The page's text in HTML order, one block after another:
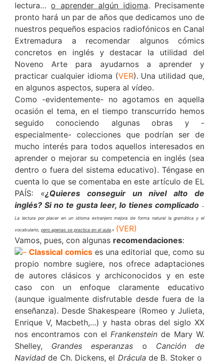
lectura…o aprender algún idioma. Precisamente
pronto hará un par de años que dedicamos uno de
nuestros pequeños espacios radiofónicos en Canal
Extremadura a recomendar algunos cómics
concretos en inglés y destacar la utilidad del
Noveno Arte para ayudarnos a aprender y
practicar cualquier idioma (VER). Una utilidad que,
en algunos aspectos, supera al vídeo.
Como -evidentemente- no agotamos en aquella
ocasión el tema, en el tiempo transcurrido hemos
seguido conociendo algunas obras y -
especialmente- colecciones que podrían ser de
mucho interés para todos aquellos interesados en
aprender o mejorar su competencia en inglés (sea
dentro o fuera del sistema educativo). Téngase en
cuenta lo que se comentaba en este artículo de EL
PAÍS: «¿Quieres conseguir un nivel alto de
inglés? Si no te gusta leer, lo tienes complicado –
La lectura por placer en un idioma extranjero mejora de forma natural la gramática y el
vocabulario, pero apenas se practica en el aula.» (VER)
Vamos, pues, con algunas recomendaciones:
–Classical comicses una editorial que, como su
propio nombre sugiere, nos ofrece adaptaciones
de autores clásicos y archiconocidos y en este
caso con un enfoque claramente educativo
(aunque igualmente disfrutable desde fuera de la
enseñanza). Desde Shakespeare (Romeo y Julieta,
Enrique V, Macbeth,…) y hasta obras del siglo XX
nos encontramos con elFrankensteinde Mary W.
Shelley, Grandes esperanzas o Canción de
Navidad de Ch. Dickens, el Dráculade B. Stoker o